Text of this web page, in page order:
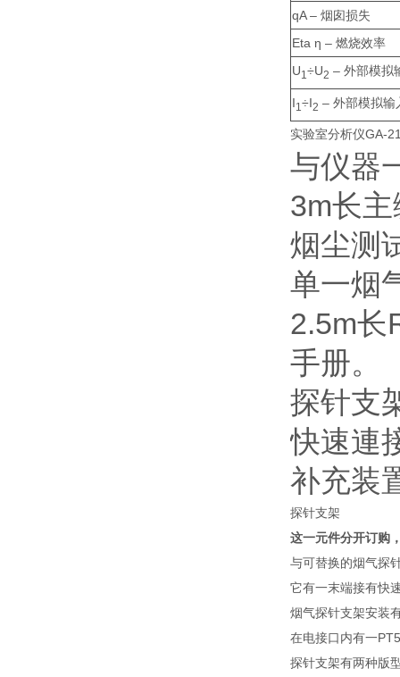
qA – 烟囱损失
Eta η – 燃烧效率
U1 ÷U2 – 外部模拟
I1 ÷I2 – 外部模拟输
实验室分析仪GA-
与仪器
3m长
烟尘测
单一烟
2.5m长
手册。
探针支
快速連
补充装
探针支架
这一元件分开订购
与可替换的烟气探
它有一末端接有快
烟气探针支架安装
在电接口内有一
探针支架有两种版